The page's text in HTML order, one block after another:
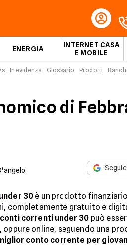
ENERGIA
INTERNET CASA
E MOBILE
In evidenza Glossario Prodotti
di
under 30 è un prodotto
completamente gratuito e
conti correnti under 30 può
oppure online, seguendo una
conto corrente per